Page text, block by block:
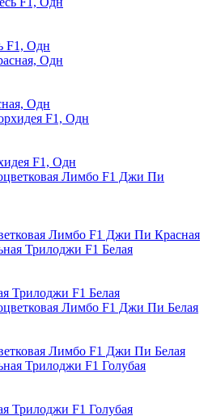
F1, Одн
Одн
F1, Одн
Лимбо F1 Джи Пи Красная
Трилоджи F1 Белая
Лимбо F1 Джи Пи Белая
Трилоджи F1 Голубая